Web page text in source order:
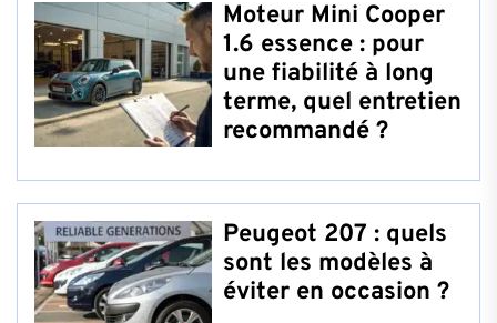
Moteur Mini Cooper
1.6 essence : pour
une fiabilité à long
terme, quel entretien
recommandé ?
Peugeot 207 : quels
sont les modèles à
éviter en occasion ?